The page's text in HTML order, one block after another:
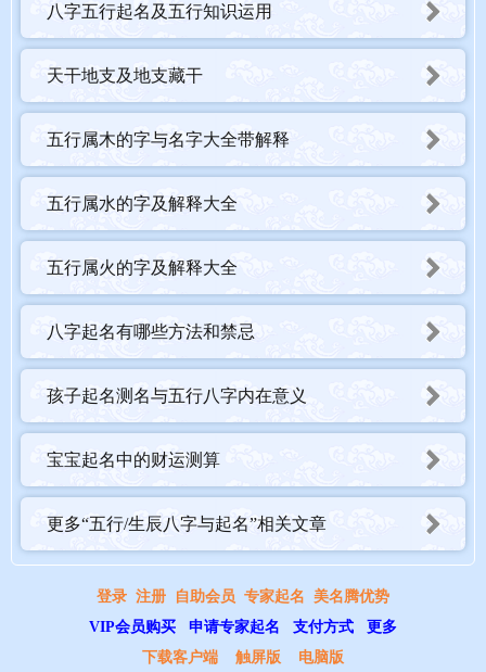
八字五行起名及五行知识运用
天干地支及地支藏干
五行属木的字与名字大全带解释
五行属水的字及解释大全
五行属火的字及解释大全
八字起名有哪些方法和禁忌
孩子起名测名与五行八字内在意义
宝宝起名中的财运测算
更多“五行/生辰八字与起名”相关文章
登录 注册 自助会员 专家起名 美名腾优势
VIP会员购买
申请专家起名 支付方式
更多
下载客户端
触屏版 电脑版